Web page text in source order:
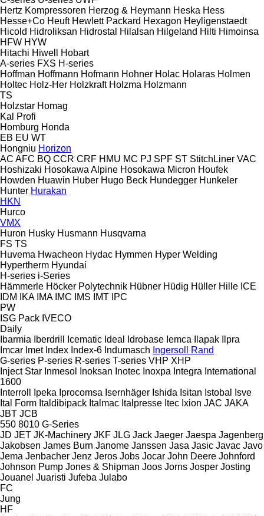
Hertz Kompressoren Herzog & Heymann Heska Hess
Hesse+Co Heuft Hewlett Packard Hexagon Heyligenstaedt
Hicold Hidroliksan Hidrostal Hilalsan Hilgeland Hilti Himoinsa
HFW HYW
Hitachi Hiwell
Hobart
A-series FXS H-series
Hoffman Hoffmann Hofmann Hohner Holac Holaras Holmen
Holtec Holz-Her Holzkraft Holzma Holzmann
TS
Holzstar Homag
Kal
Profi
Homburg Honda
EB EU WT
Hongniu Horizon
AC AFC BQ CCR CRF HMU MC PJ SPF ST StitchLiner VAC
Hoshizaki Hosokawa Alpine Hosokawa Micron Houfek
Howden Huawin Huber Hugo Beck Hundegger Hunkeler
Hunter Hurakan
HKN
Hurco
VMX
Huron Husky Husmann Husqvarna
FS TS
Huvema Hwacheon Hydac Hymmen Hyper Welding
Hypertherm Hyundai
H-series i-Series
Hämmerle Höcker Polytechnik Hübner Hüdig Hüller Hille ICE
IDM
IKA IMA IMC IMS IMT IPC
PW
ISG Pack IVECO
Daily
Ibarmia
Iberdrill Icematic Ideal Idrobase Iemca Ilapak
Ilpra
Imcar Imet Index Index-6 Indumasch Ingersoll Rand
G-series P-series R-series T-series VHP XHP
Inject Star Inmesol Inoksan Inotec Inoxpa Integra International
1600
Interroll
Ipeka Iprocomsa Isernhäger Ishida Isitan Istobal
Isve
Ital Form Italdibipack Italmac Italpresse Itec Ixion JAC JAKA
JBT JCB
550 8010 G-Series
JD JET JK-Machinery JKF JLG Jack Jaeger Jaespa Jagenberg
Jakobsen James Burn Janome Janssen Jasa Jasic Javac Javo
Jema Jenbacher Jenz Jeros Jobs Jocar John Deere Johnford
Johnson Pump Jones & Shipman Joos Jorns Josper Josting
Jouanel Juaristi Jufeba Julabo
FC
Jung
HF